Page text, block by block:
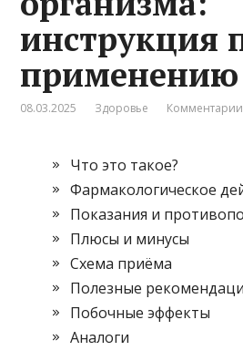
инструкция
применению
08.03.2025 Здоровье
Что это такое?
Фармакологическое
Показания и
Плюсы и минусы
Схема приёма
Полезные
Побочные эффекты
Аналоги